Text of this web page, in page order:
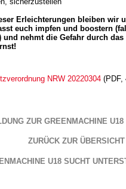
Erleichterungen bleiben wir
euch impfen und boostern
und nehmt die Gefahr durch
NRW 20220304 (PDF,
ZUR GREENMACHINE
ZURÜCK ZUR ÜBERSICHT
U18 SUCHT